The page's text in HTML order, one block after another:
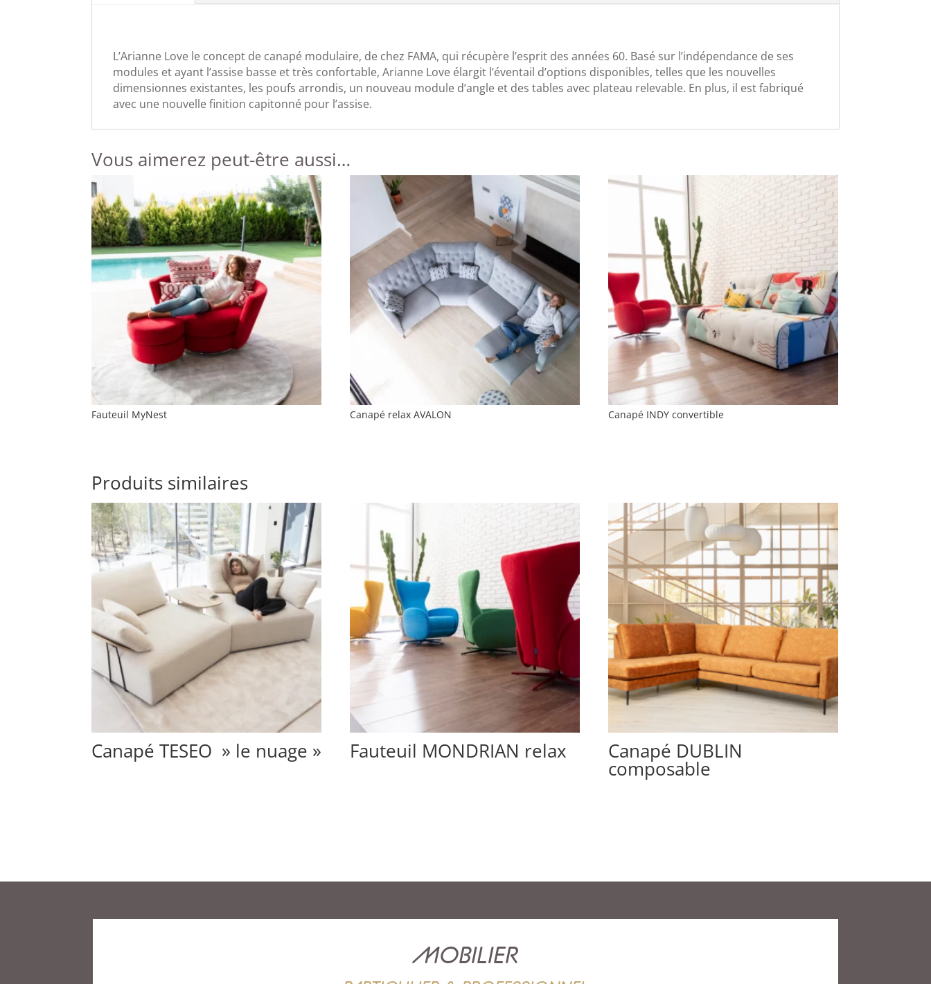
L’Arianne Love le concept de canapé modulaire, de chez FAMA, qui récupère l’esprit des années 60. Basé sur l’indépendance de ses
modules et ayant l’assise basse et très confortable, Arianne Love élargit l’éventail d’options disponibles, telles que les nouvelles
dimensionnes existantes, les poufs arrondis, un nouveau module d’angle et des tables avec plateau relevable. En plus, il est fabriqué
avec une nouvelle finition capitonné pour l’assise.
Vous aimerez peut-être aussi…
Fauteuil MyNest Canapé relax AVALON Canapé INDY convertible
Produits similaires
Canapé TESEO » le nuage » Fauteuil MONDRIAN relax Canapé DUBLIN
composable
MOBILIER